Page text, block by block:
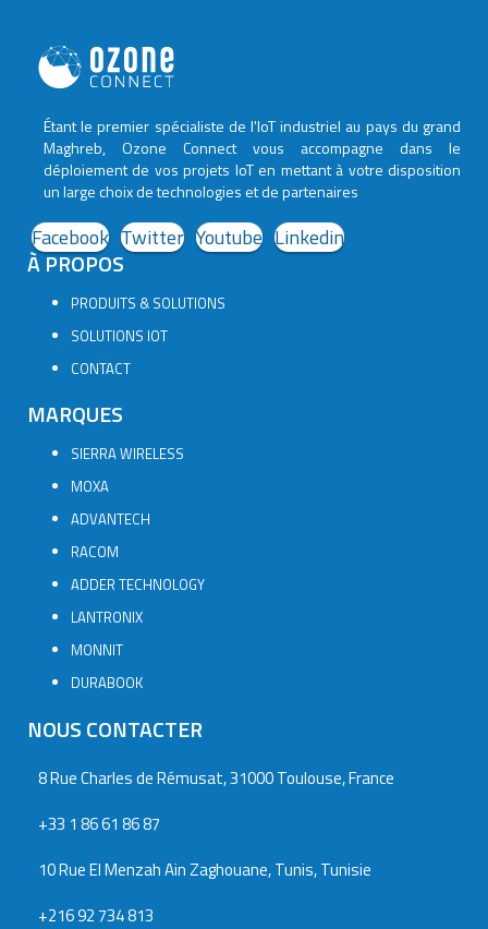
Étant le premier spécialiste de l'IoT industriel au pays du grand
Maghreb, Ozone Connect vous accompagne dans le
déploiement de vos projets IoT en mettant à votre disposition
un large choix de technologies et de partenaires
Facebook Twitter Youtube Linkedin
À PROPOS
PRODUITS & SOLUTIONS
SOLUTIONS IOT
CONTACT
MARQUES
SIERRA WIRELESS
MOXA
ADVANTECH
RACOM
ADDER TECHNOLOGY
LANTRONIX
MONNIT
DURABOOK
NOUS CONTACTER
8 Rue Charles de Rémusat, 31000 Toulouse, France
+33 1 86 61 86 87
10 Rue El Menzah Ain Zaghouane, Tunis, Tunisie
+216 92 734 813